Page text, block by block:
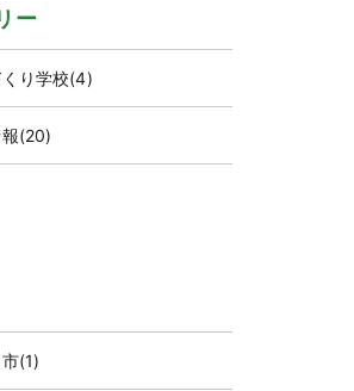
ー
り学校(4)
(20)
(1)